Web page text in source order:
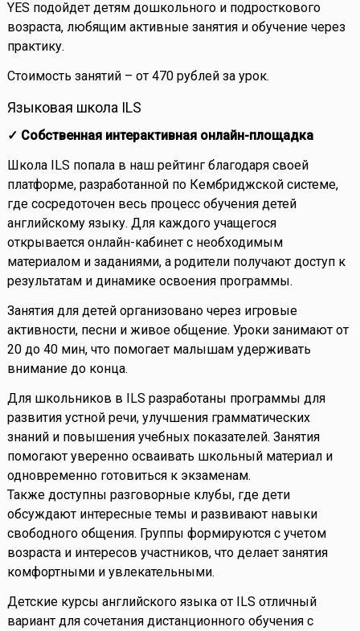
YES подойдет детям дошкольного и подросткового
возраста, любящим активные занятия и обучение через
практику.
Стоимость занятий – от 470 рублей за урок.
Языковая школа ILS
✓ Собственная интерактивная онлайн-площадка
Школа ILS попала в наш рейтинг благодаря своей
платформе, разработанной по Кембриджской системе,
где сосредоточен весь процесс обучения детей
английскому языку. Для каждого учащегося
открывается онлайн-кабинет с необходимым
материалом и заданиями, а родители получают доступ к
результатам и динамике освоения программы.
Занятия для детей организовано через игровые
активности, песни и живое общение. Уроки занимают от
20 до 40 мин, что помогает малышам удерживать
внимание до конца.
Для школьников в ILS разработаны программы для
развития устной речи, улучшения грамматических
знаний и повышения учебных показателей. Занятия
помогают уверенно осваивать школьный материал и
одновременно готовиться к экзаменам.
Также доступны разговорные клубы, где дети
обсуждают интересные темы и развивают навыки
свободного общения. Группы формируются с учетом
возраста и интересов участников, что делает занятия
комфортными и увлекательными.
Детские курсы английского языка от ILS отличный
вариант для сочетания дистанционного обучения с